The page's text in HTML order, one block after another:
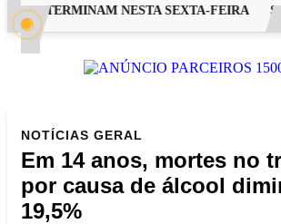
TERMINAM NESTA SEXTA-FEIRA
NOTÍCIAS GERAL
Em 14 anos, mortes no
por causa de álcool
19,5%